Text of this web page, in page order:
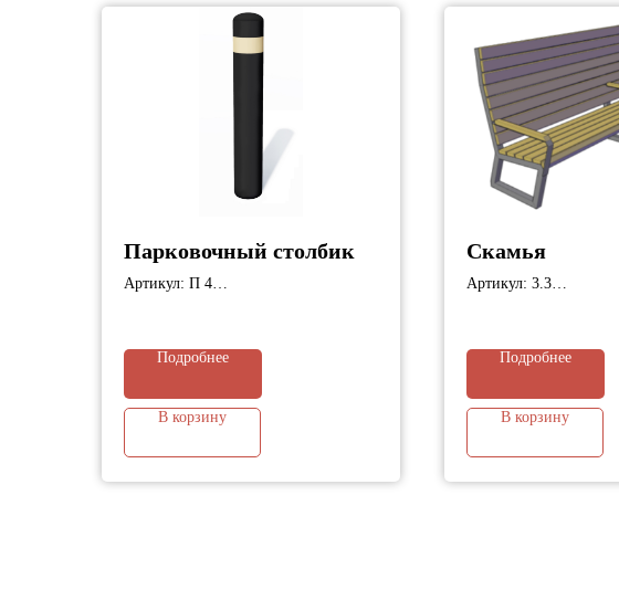
Парковочный столбик
Артикул: П 4
Подробнее
В корзину
Скамья
Артикул: 3.3
Подробнее
В корзину